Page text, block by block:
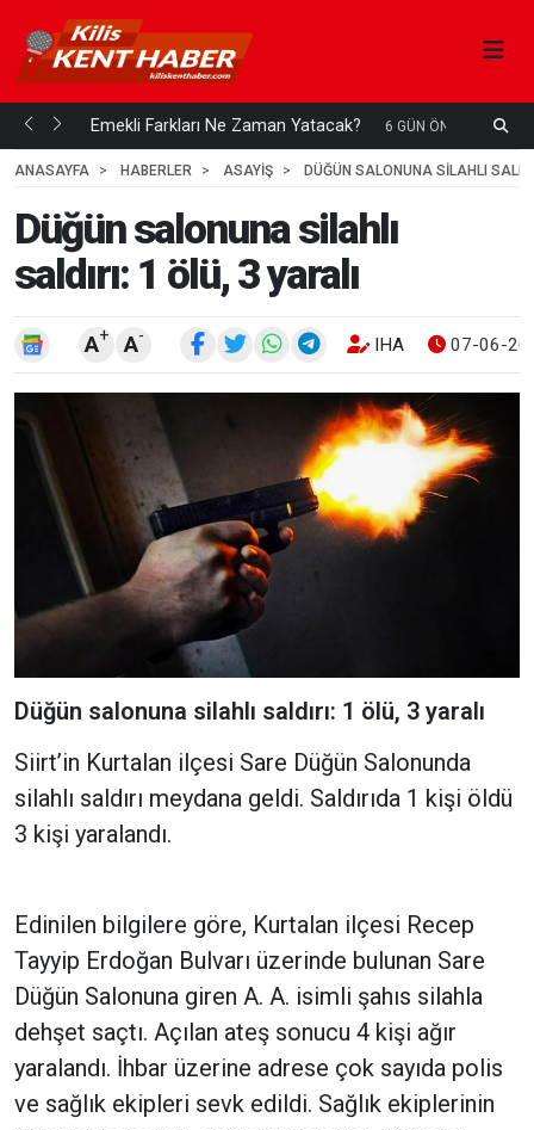
mi... Emekli Farkları Ne Zaman Yatacak? 6 GÜN ÖNCE
ANASAYFA
HABERLER ASAYİŞ DÜĞÜN SALONUNA SILAHLI
Düğün salonuna silahlı
saldırı: 1 ölü, 3 yaralı
A+ A- IHA 07-06-
Düğün salonuna silahlı saldırı: 1 ölü, 3 yaralı
Siirt’in Kurtalan ilçesi Sare Düğün Salonunda
silahlı saldırı meydana geldi. Saldırıda 1 kişi öldü
3 kişi yaralandı.
Edinilen bilgilere göre, Kurtalan ilçesi Recep
Tayyip Erdoğan Bulvarı üzerinde bulunan Sare
Düğün Salonuna giren A. A. isimli şahıs silahla
dehşet saçtı. Açılan ateş sonucu 4 kişi ağır
yaralandı. İhbar üzerine adrese çok sayıda polis
ve sağlık ekipleri sevk edildi. Sağlık ekiplerinin